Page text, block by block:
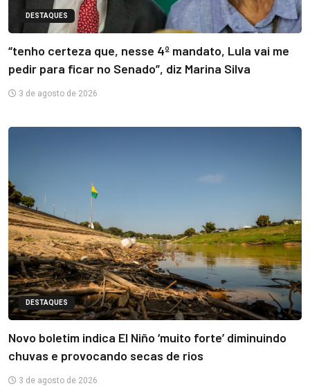
DESTAQUES
“tenho certeza que, nesse 4º mandato, Lula vai me
pedir para ficar no Senado”, diz Marina Silva
3 de agosto de 2026
DESTAQUES
Novo boletim indica El Niño ‘muito forte’ diminuindo
chuvas e provocando secas de rios
3 de agosto de 2026